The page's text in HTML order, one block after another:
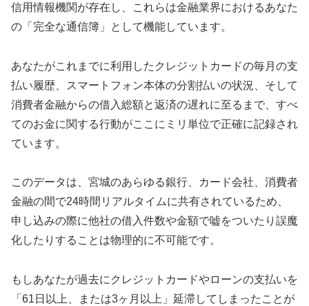
信用情報機関が存在し、これらは金融業界におけるあなた
の「完全な通信簿」として機能しています。
あなたがこれまでに利用したクレジットカードの毎月の支
払い履歴、スマートフォン本体の分割払いの状況、そして
消費者金融からの借入総額と返済の遅れに至るまで、すべ
てのお金に関する行動がここにミリ単位で正確に記録され
ています。
このデータは、宮城のあらゆる銀行、カード会社、消費者
金融の間で24時間リアルタイムに共有されているため、
申し込みの際に他社の借入件数や金額で嘘をついたり誤魔
化したりすることは物理的に不可能です。
もしあなたが過去にクレジットカードやローンの支払いを
「61日以上、または3ヶ月以上」延滞してしまったことが